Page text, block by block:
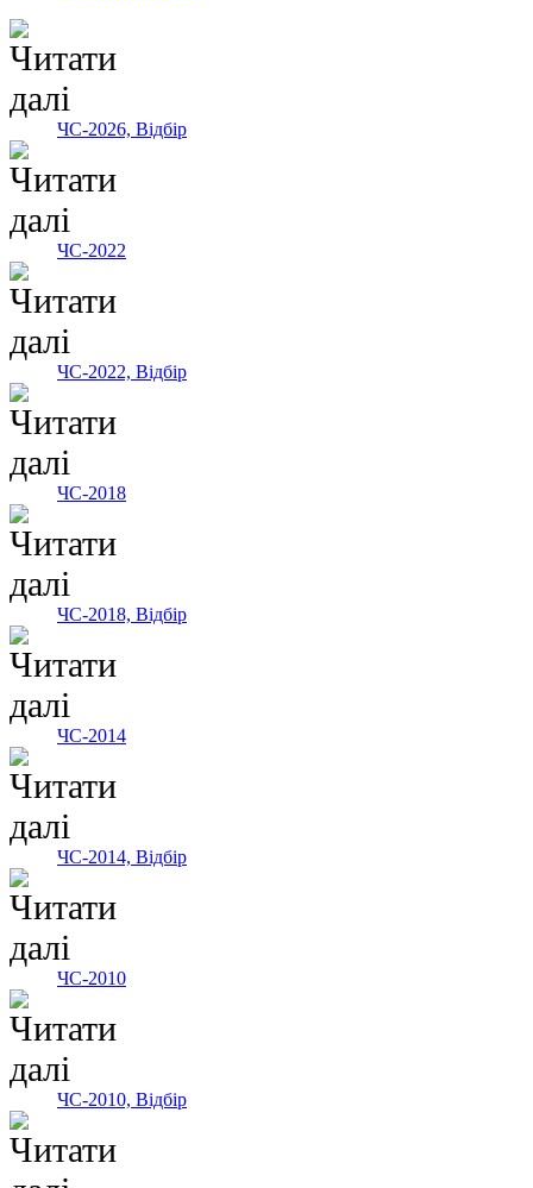
ЧС-2026, Відбір
ЧС-2022
ЧС-2022, Відбір
ЧС-2018
ЧС-2018, Відбір
ЧС-2014
ЧС-2014, Відбір
ЧС-2010
ЧС-2010, Відбір